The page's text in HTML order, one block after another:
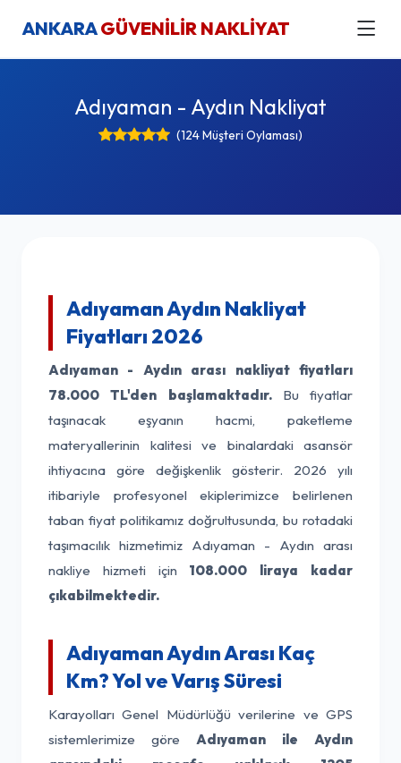
ANKARAGÜVENİLİR NAKLİYAT
Adıyaman - Aydın Nakliyat
(124 Müşteri Oylaması)
Adıyaman Aydın Nakliyat
Fiyatları 2026
Adıyaman - Aydın arası nakliyat fiyatları
78.000 TL'den başlamaktadır.Bu fiyatlar
taşınacak eşyanın hacmi, paketleme
materyallerinin kalitesi ve binalardaki asansör
ihtiyacına göre değişkenlik gösterir. 2026 yılı
itibariyle profesyonel ekiplerimizce belirlenen
taban fiyat politikamız doğrultusunda, bu rotadaki
taşımacılık hizmetimiz Adıyaman - Aydın arası
nakliye hizmeti için 108.000 liraya kadar
çıkabilmektedir.
Adıyaman Aydın Arası Kaç
Km? Yol ve Varış Süresi
Karayolları Genel Müdürlüğü verilerine ve GPS
sistemlerimize göre Adıyaman ile Aydın